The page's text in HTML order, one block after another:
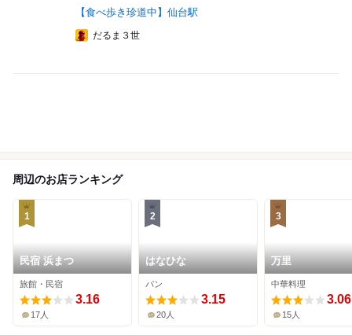
【食べ歩き珍道中】仙台駅
だるま３世
周辺のお店ランキング
1
民宿 浜まつ
旅館・民宿
3.16
17人
2
はなひな
パン
3.15
20人
3
万里
中華料理
3.06
15人